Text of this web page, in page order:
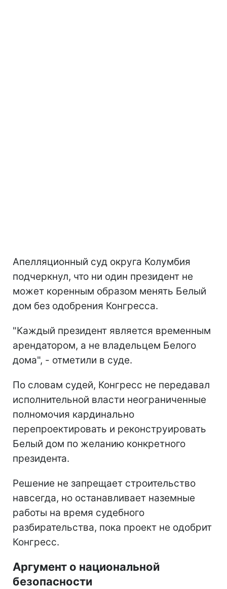
Апелляционный суд округа Колумбия
подчеркнул, что ни один президент не
может коренным образом менять Белый
дом без одобрения Конгресса.
"Каждый президент является временным
арендатором, а не владельцем Белого
дома", - отметили в суде.
По словам судей, Конгресс не передавал
исполнительной власти неограниченные
полномочия кардинально
перепроектировать и реконструировать
Белый дом по желанию конкретного
президента.
Решение не запрещает строительство
навсегда, но останавливает наземные
работы на время судебного
разбирательства, пока проект не одобрит
Конгресс.
Аргумент о национальной
безопасности